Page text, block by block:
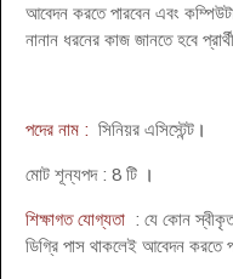
আবেদন করতে পারবেন এবং
নানান ধরনের কাজ জানতে হবে
পদের নাম : সিনিয়র এসিস্টেন্ট ।
মোট শূন্যপদ : 8 টি ।
শিক্ষাগত যোগ্যতা : যে কোন স্বীকৃত
ডিগ্রি পাস থাকলেই আবেদন করতে